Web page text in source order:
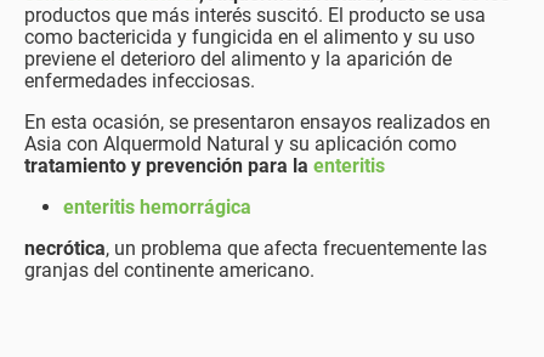
productos que más interés suscitó. El producto se usa
como bactericida y fungicida en el alimento y su uso
previene el deterioro del alimento y la aparición de
enfermedades infecciosas.
En esta ocasión, se presentaron ensayos realizados en
Asia con Alquermold Natural y su aplicación como
tratamiento y prevención para la enteritis
enteritis hemorrágica
necrótica, un problema que afecta frecuentemente las
granjas del continente americano.